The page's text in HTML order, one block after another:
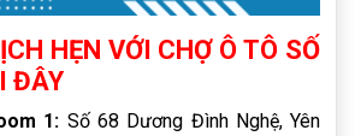
HẸN VỚI CHỢ Ô TÔ SỐ
ĐÂY
1: Số 68 Dương Đình Nghệ, Yên